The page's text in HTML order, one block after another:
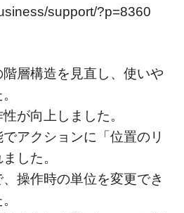
support/?p=8360
階層構造を見直し、使いや
が向上しました。
でアクションに「位置のリ
した。
操作時の単位を変更でき